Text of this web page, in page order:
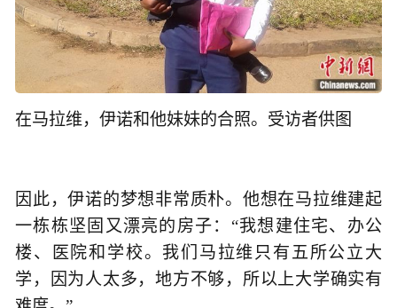
在马拉维，伊诺和他妹妹的合照。受访者供图
因此，伊诺的梦想非常质朴。他想在马拉维建起
一栋栋坚固又漂亮的房子：“我想建住宅、办公
楼、医院和学校。我们马拉维只有五所公立大
学，因为人太多，地方不够，所以上大学确实有